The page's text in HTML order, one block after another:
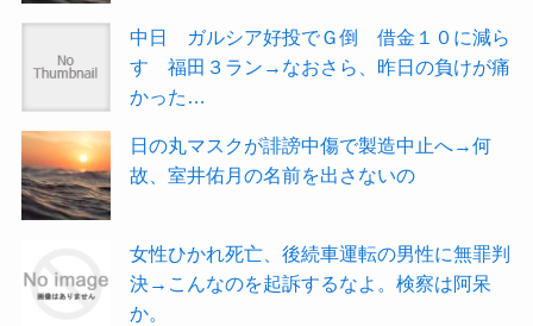
中日 ガルシア好投でＧ倒 借金１０に減ら
す 福田３ラン→なおさら、昨日の負けが痛
かった…
日の丸マスクが誹謗中傷で製造中止へ→何
故、室井佑月の名前を出さないの
女性ひかれ死亡、後続車運転の男性に無罪判
決→こんなのを起訴するなよ。検察は阿呆
か。